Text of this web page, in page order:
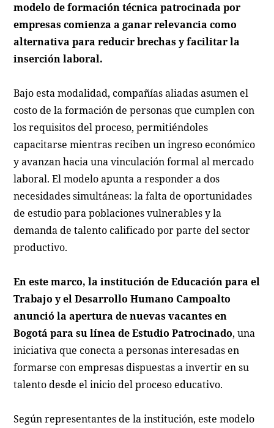
modelo de formación técnica patrocinada por
empresas comienza a ganar relevancia como
alternativa para reducir brechas y facilitar la
inserción laboral.
Bajo esta modalidad, compañías aliadas asumen el
costo de la formación de personas que cumplen con
los requisitos del proceso, permitiéndoles
capacitarse mientras reciben un ingreso económico
y avanzan hacia una vinculación formal al mercado
laboral. El modelo apunta a responder a dos
necesidades simultáneas: la falta de oportunidades
de estudio para poblaciones vulnerables y la
demanda de talento calificado por parte del sector
productivo.
En este marco, la institución de Educación para el
Trabajo y el Desarrollo Humano Campoalto
anunció la apertura de nuevas vacantes en
Bogotá para su línea de Estudio Patrocinado, una
iniciativa que conecta a personas interesadas en
formarse con empresas dispuestas a invertir en su
talento desde el inicio del proceso educativo.
Según representantes de la institución, este modelo